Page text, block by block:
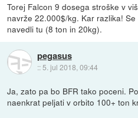
Torej Falcon 9 dosega stroške v
navrže 22.000$/kg. Kar razlika!
navedli tu (8 ton in 20kg).
pegasus
:: 5. jul 2018, 09:44
Ja, zato pa bo BFR tako poceni.
naenkrat peljati v orbito 100+ ton